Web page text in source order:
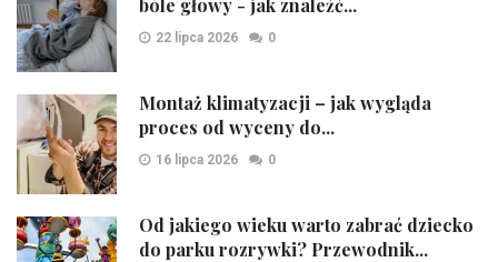
bóle głowy - jak znaleźć...
22 lipca 2026 0
Montaż klimatyzacji – jak wygląda
proces od wyceny do...
16 lipca 2026 0
Od jakiego wieku warto zabrać dziecko
do parku rozrywki? Przewodnik...